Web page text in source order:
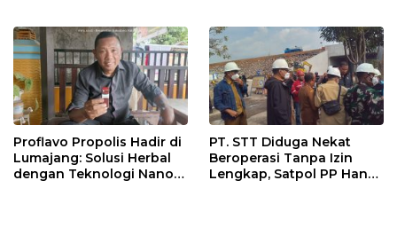
Proflavo Propolis Hadir di
Lumajang: Solusi Herbal
dengan Teknologi Nano
PT. STT Diduga Nekat
Beroperasi Tanpa Izin
Lengkap, Satpol PP Hanya